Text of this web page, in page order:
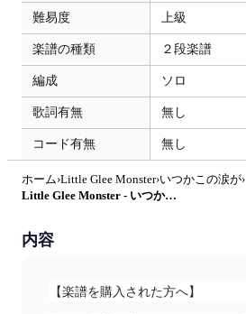
難易度 上級
楽譜の種類 ２段楽譜
編成 ソロ
歌詞有無 無し
コード有無 無し
ホーム›Little Glee Monster›いつかこの涙が›
Little Glee Monster - いつかこの涙が (第96回全国高等学校サッカー選手権大会応援歌) by Trohishima
内容
【楽譜を購入された方へ】